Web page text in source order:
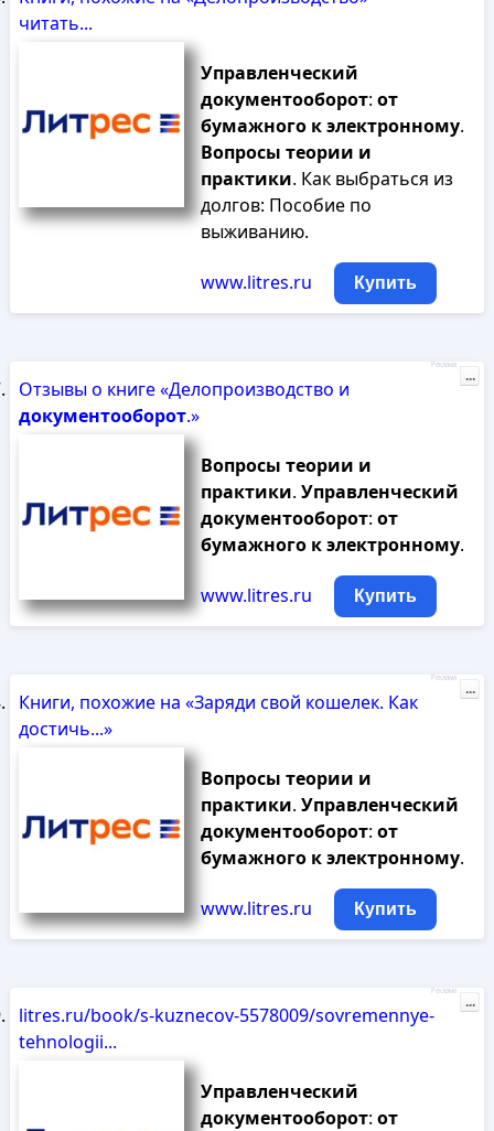
читать...
Управленческий
документооборот: от
бумажного кэлектронному.
Вопросы теории и
практики. Как выбраться из
долгов: Пособие по
выживанию.
www.litres.ru Купить
Отзывы о книге «Делопроизводство и
документооборот.»
Вопросы теории и
практики. Управленческий
документооборот: от
бумажного кэлектронному.
www.litres.ru Купить
Реклама
...
Книги, похожие на «Заряди свой кошелек. Как
достичь...»
Вопросы теории и
практики. Управленческий
документооборот: от
бумажного кэлектронному.
www.litres.ru Купить
Реклама
...
litres.ru/book/s-kuznecov-5578009/sovremennye-
tehnologii...
Управленческий
документооборот: от
Реклама
...